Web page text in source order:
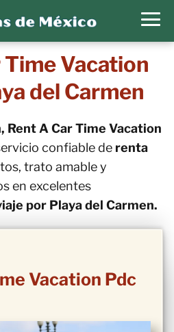
Time Vacation
del Carmen
Rent A Car Time Vacation
confiable de renta
trato amable y
en excelentes
por Playa del Carmen.
Vacation Pdc